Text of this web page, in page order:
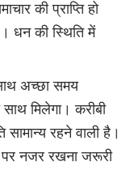
की प्राप्ति हो
धन की स्थिति में
अच्छा समय
मिलेगा। करीबी
रहने वाली है।
पर नजर रखना जरूरी